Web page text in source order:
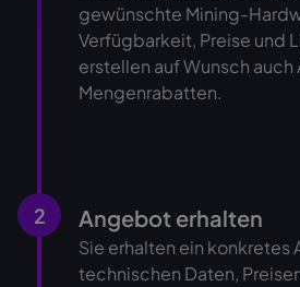
gewünschte Mining-
Verfügbarkeit, Preise und
erstellen auf Wunsch
Mengenrabatten.
2 Angebot erhalten
Sie erhalten ein konkretes
technischen Daten,